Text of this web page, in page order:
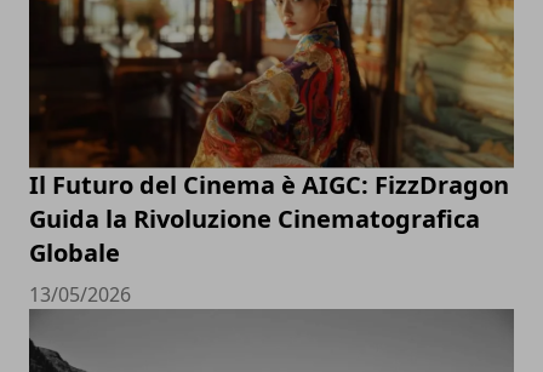
Il Futuro del Cinema è AIGC: FizzDragon
Guida la Rivoluzione Cinematografica
Globale
13/05/2026